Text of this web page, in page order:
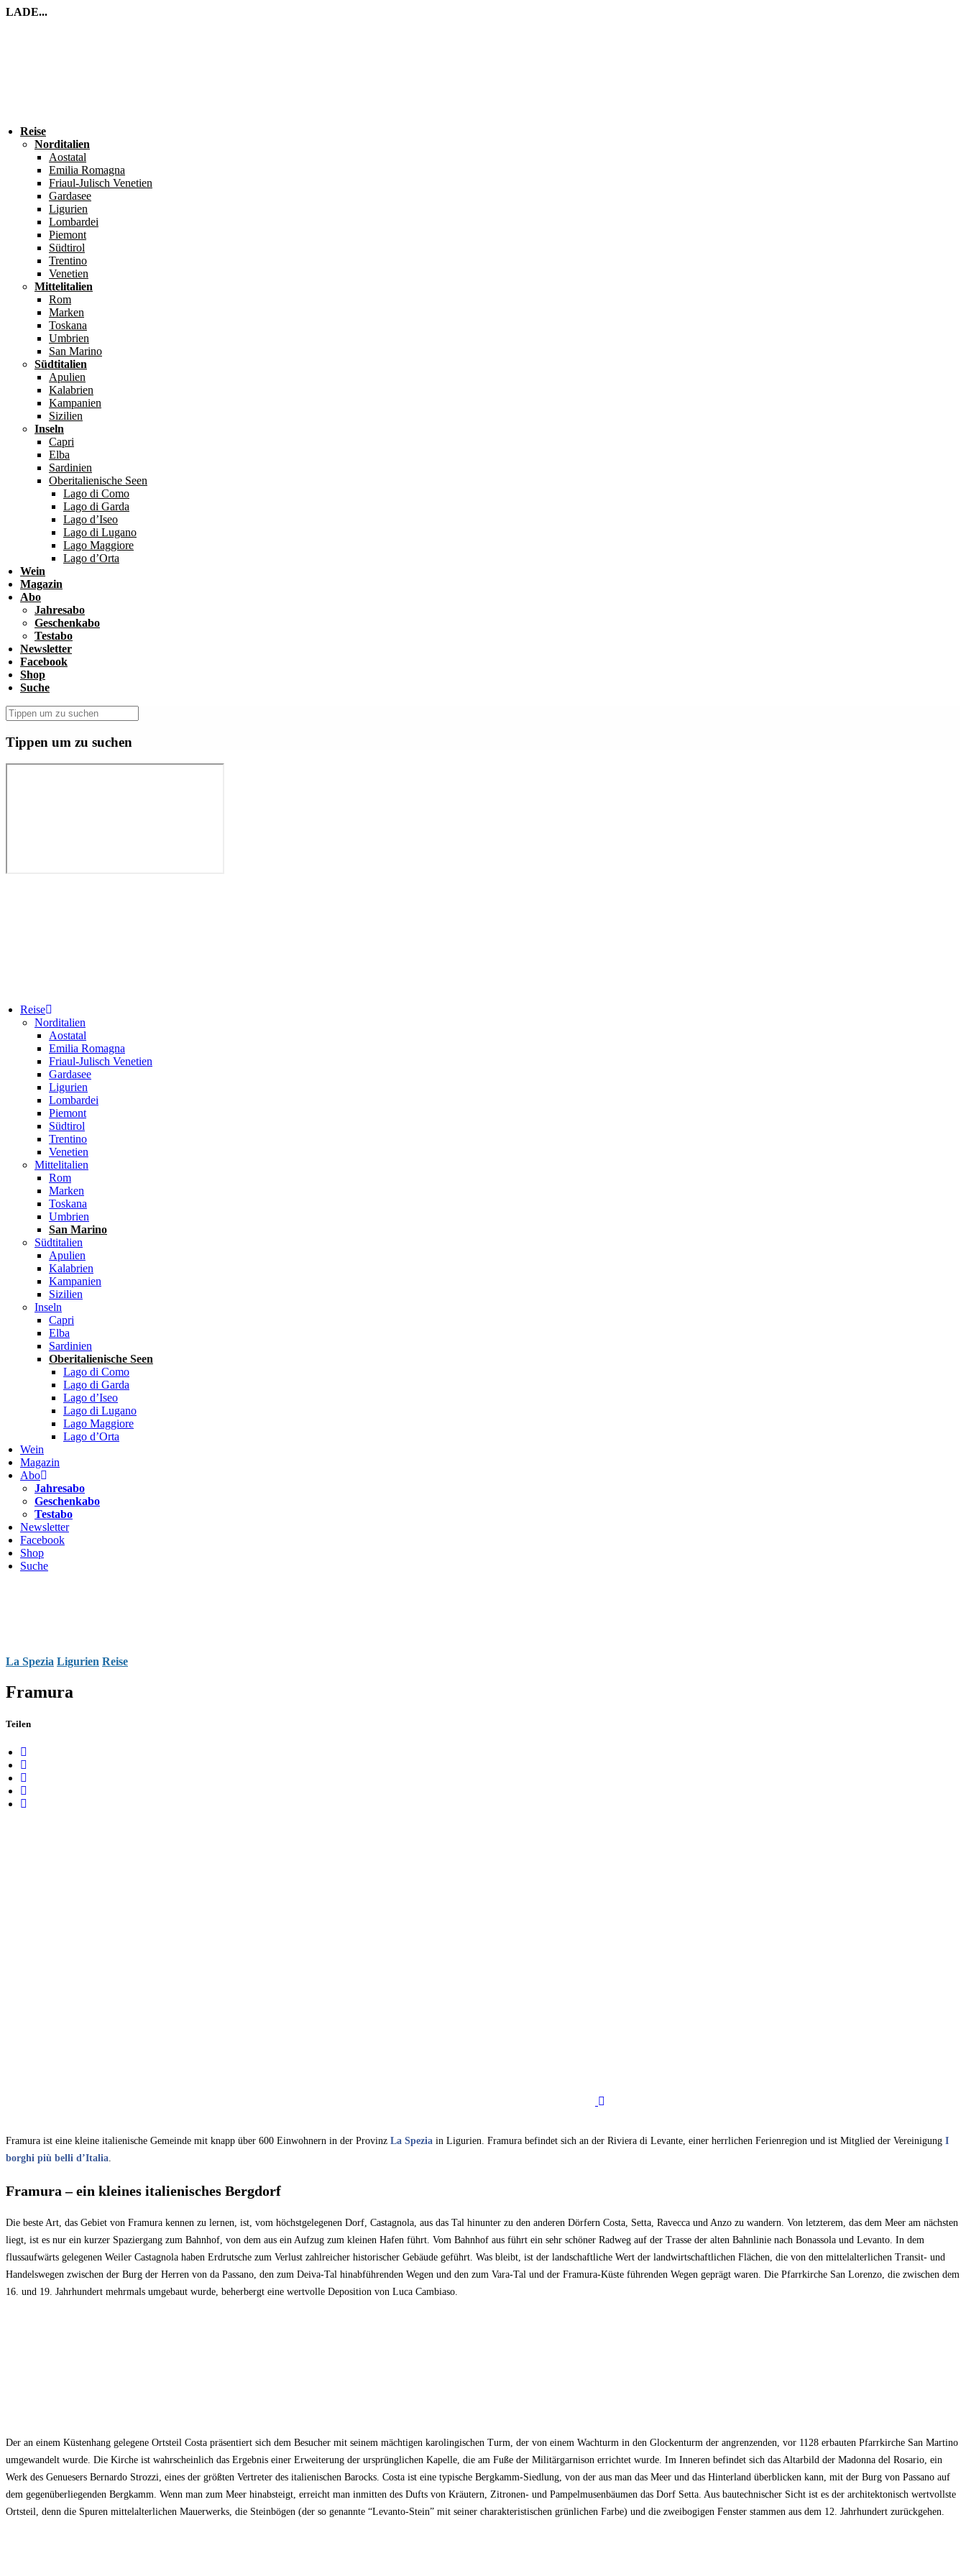
LADE...
Reise
Norditalien
Aostatal
Emilia Romagna
Friaul-Julisch Venetien
Gardasee
Ligurien
Lombardei
Piemont
Südtirol
Trentino
Venetien
Mittelitalien
Rom
Marken
Toskana
Umbrien
San Marino
Südtitalien
Apulien
Kalabrien
Kampanien
Sizilien
Inseln
Capri
Elba
Sardinien
Oberitalienische Seen
Lago di Como
Lago di Garda
Lago d’Iseo
Lago di Lugano
Lago Maggiore
Lago d’Orta
Wein
Magazin
Abo
Jahresabo
Geschenkabo
Testabo
Newsletter
Facebook
Shop
Suche
Tippen um zu suchen
Reise
Norditalien
Aostatal
Emilia Romagna
Friaul-Julisch Venetien
Gardasee
Ligurien
Lombardei
Piemont
Südtirol
Trentino
Venetien
Mittelitalien
Rom
Marken
Toskana
Umbrien
San Marino
Südtitalien
Apulien
Kalabrien
Kampanien
Sizilien
Inseln
Capri
Elba
Sardinien
Oberitalienische Seen
Lago di Como
Lago di Garda
Lago d’Iseo
Lago di Lugano
Lago Maggiore
Lago d’Orta
Wein
Magazin
Abo
Jahresabo
Geschenkabo
Testabo
Newsletter
Facebook
Shop
Suche
La Spezia Ligurien Reise
Framura
Teilen
Framura ist eine kleine italienische Gemeinde mit knapp über 600 Einwohnern in der Provinz La Spezia in Ligurien. Framura befindet sich an der Riviera di Levante, einer herrlichen Ferienregion und ist Mitglied der Vereinigung I
borghi più belli d’Italia
Framura – ein kleines italienisches Bergdorf
Die beste Art, das Gebiet von Framura kennen zu lernen, ist, vom höchstgelegenen Dorf, Castagnola, aus das Tal hinunter zu den anderen Dörfern Costa, Setta, Ravecca und Anzo zu wandern. Von letzterem, das dem Meer am nächsten
liegt, ist es nur ein kurzer Spaziergang zum Bahnhof, von dem aus ein Aufzug zum kleinen Hafen führt. Vom Bahnhof aus führt ein sehr schöner Radweg auf der Trasse der alten Bahnlinie nach Bonassola und Levanto. In dem
flussaufwärts gelegenen Weiler Castagnola haben Erdrutsche zum Verlust zahlreicher historischer Gebäude geführt. Was bleibt, ist der landschaftliche Wert der landwirtschaftlichen Flächen, die von den mittelalterlichen Transit- und
Handelswegen zwischen der Burg der Herren von da Passano, den zum Deiva-Tal hinabführenden Wegen und den zum Vara-Tal und der Framura-Küste führenden Wegen geprägt waren. Die Pfarrkirche San Lorenzo, die zwischen dem
16. und 19. Jahrhundert mehrmals umgebaut wurde, beherbergt eine wertvolle Deposition von Luca Cambiaso.
Der an einem Küstenhang gelegene Ortsteil Costa präsentiert sich dem Besucher mit seinem mächtigen karolingischen Turm, der von einem Wachturm in den Glockenturm der angrenzenden, vor 1128 erbauten Pfarrkirche San Martino
umgewandelt wurde. Die Kirche ist wahrscheinlich das Ergebnis einer Erweiterung der ursprünglichen Kapelle, die am Fuße der Militärgarnison errichtet wurde. Im Inneren befindet sich das Altarbild der Madonna del Rosario, ein
Werk des Genuesers Bernardo Strozzi, eines der größten Vertreter des italienischen Barocks. Costa ist eine typische Bergkamm-Siedlung, von der aus man das Meer und das Hinterland überblicken kann, mit der Burg von Passano auf
dem gegenüberliegenden Bergkamm. Wenn man zum Meer hinabsteigt, erreicht man inmitten des Dufts von Kräutern, Zitronen- und Pampelmusenbäumen das Dorf Setta. Aus bautechnischer Sicht ist es der architektonisch wertvollste
Ortsteil, denn die Spuren mittelalterlichen Mauerwerks, die Steinbögen (der so genannte “Levanto-Stein” mit seiner charakteristischen grünlichen Farbe) und die zweibogigen Fenster stammen aus dem 12. Jahrhundert zurückgehen.